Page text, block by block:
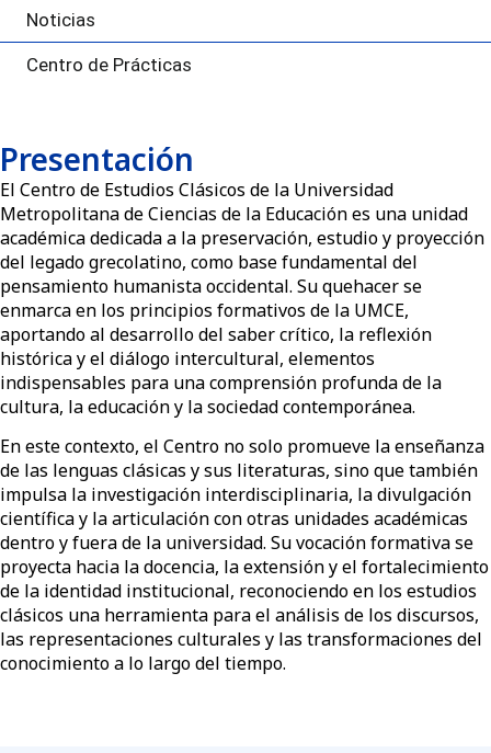
Noticias
Centro de Prácticas
Presentación
El Centro de Estudios Clásicos de la Universidad
Metropolitana de Ciencias de la Educación es una unidad
académica dedicada a la preservación, estudio y proyección
del legado grecolatino, como base fundamental del
pensamiento humanista occidental. Su quehacer se
enmarca en los principios formativos de la UMCE,
aportando al desarrollo del saber crítico, la reflexión
histórica y el diálogo intercultural, elementos
indispensables para una comprensión profunda de la
cultura, la educación y la sociedad contemporánea.
En este contexto, el Centro no solo promueve la enseñanza
de las lenguas clásicas y sus literaturas, sino que también
impulsa la investigación interdisciplinaria, la divulgación
científica y la articulación con otras unidades académicas
dentro y fuera de la universidad. Su vocación formativa se
proyecta hacia la docencia, la extensión y el fortalecimiento
de la identidad institucional, reconociendo en los estudios
clásicos una herramienta para el análisis de los discursos,
las representaciones culturales y las transformaciones del
conocimiento a lo largo del tiempo.